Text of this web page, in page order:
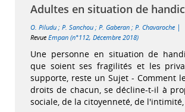
Adultes en situation de
O. Piludu ; P. Sanchou ; P. Gaberan ; P. Chavaroche |
Revue Empan (n°112, Décembre 2018)
Une personne en situation de
que soient ses fragilités et les
supporte, reste un Sujet - Comment
droits de chacun, se décline-t-il à
sociale, de la citoyenneté, de